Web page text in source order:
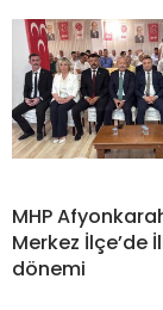
MHP
Merkez İlçe’de
dönemi